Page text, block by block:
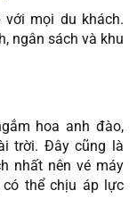
mọi du khách.
ngân sách và khu
hoa anh đào,
trời. Đây cũng là
nhất nên vé máy
có thể chịu áp lực